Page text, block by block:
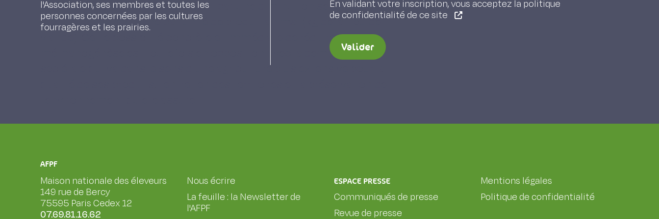
animaux à fort potentiel se traduit par une diminution sensible de la
production de méthane par unité de produit animal (kg de lait ou de
viande). Cette possibilité concrète et immédiate de réduire la
méthanogénèse est toutefois en opposition avec la demande
sociétale qui va dans le sens d'une agriculture plus extensive pour la
l'Association, ses membres et toutes les
personnes concernées par les cultures
fourragères et les prairies.
En validant votre inscription, vous acceptez la politique
de confidentialité de ce site
Valider
AFPF
Maison nationale des éleveurs
149 rue de Bercy
75595 Paris Cedex 12
07.69.81.16.62
Nous écrire
La feuille : la Newsletter de
l'AFPF
ESPACE PRESSE
Communiqués de presse
Revue de presse
Mentions légales
Politique de confidentialité